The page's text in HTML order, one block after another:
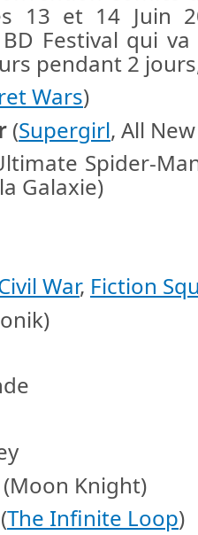
13 et 14 Juin
Festival qui
pendant 2
Wars)
(Supergirl, All
Spider-
Galaxie)
War, Fiction
(Moon Knight)
The Infinite Loop)